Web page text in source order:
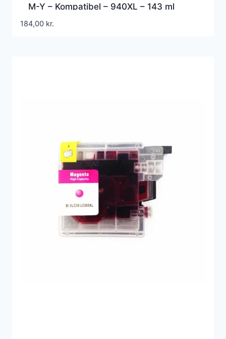
M-Y – Kompatibel – 940XL – 143 ml
184,00 kr.